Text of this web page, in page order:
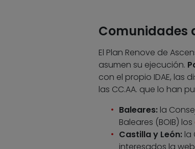
Comunidades
El Plan Renove de
asumen su ejecución.
con el propio IDAE, las
las CC.AA. que lo han
Baleares:la
Baleares (BOIB) los
Castilla y León:la